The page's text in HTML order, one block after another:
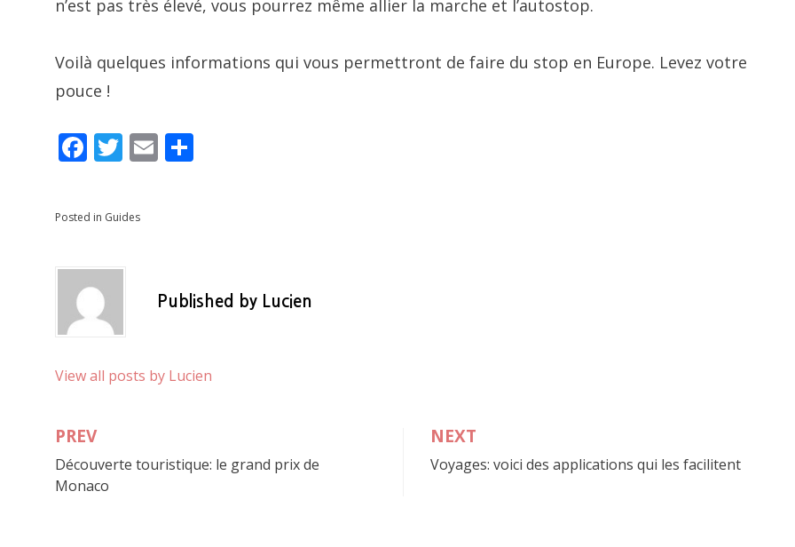
n’est pas très élevé, vous pourrez même allier la marche et l’autostop.
Voilà quelques informations qui vous permettront de faire du stop en Europe. Levez votre
pouce !
F
e
b
o
o
k
T
itt
er
E
Posted in Guides
Published by Lucien
View all posts by Lucien
Post
navigation
PREV
Découverte touristique: le grand prix de
Monaco
NEXT
Voyages: voici des applications qui les facilitent